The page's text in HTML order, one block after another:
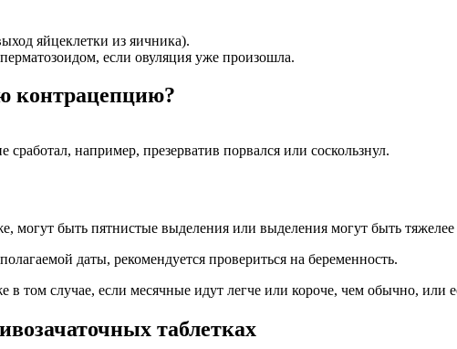
яйцеклетки из яичника).
если овуляция уже произошла.
контрацепцию?
например, презерватив порвался или соскользнул.
быть пятнистые выделения или выделения могут быть
даты, рекомендуется провериться на беременность.
в том случае, если месячные идут легче или короче, чем обычно,
таблетках